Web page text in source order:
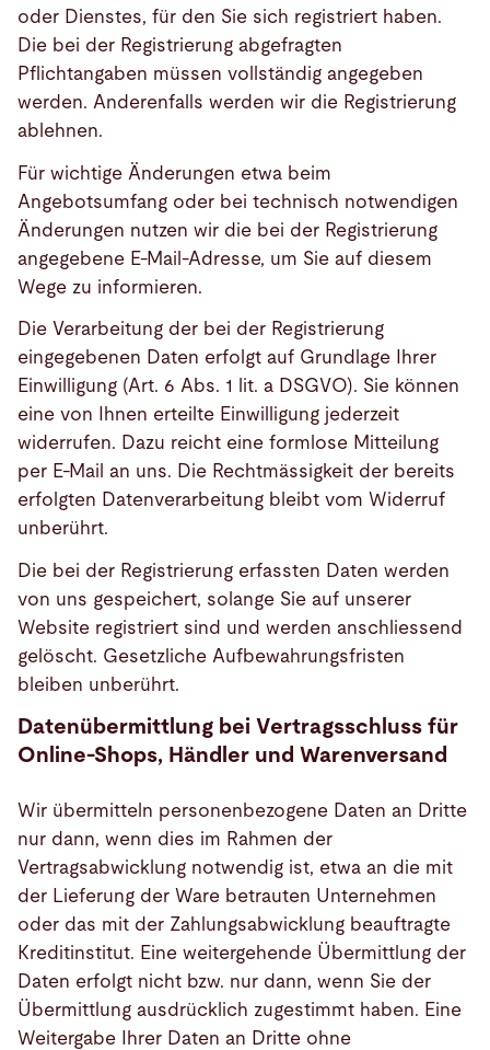
oder Dienstes, für den Sie sich registriert haben.
Die bei der Registrierung abgefragten
Pflichtangaben müssen vollständig angegeben
werden. Anderenfalls werden wir die Registrierung
ablehnen.
Für wichtige Änderungen etwa beim
Angebotsumfang oder bei technisch notwendigen
Änderungen nutzen wir die bei der Registrierung
angegebene E-Mail-Adresse, um Sie auf diesem
Wege zu informieren.
Die Verarbeitung der bei der Registrierung
eingegebenen Daten erfolgt auf Grundlage Ihrer
Einwilligung (Art. 6 Abs. 1 lit. a DSGVO). Sie können
eine von Ihnen erteilte Einwilligung jederzeit
widerrufen. Dazu reicht eine formlose Mitteilung
per E-Mail an uns. Die Rechtmässigkeit der bereits
erfolgten Datenverarbeitung bleibt vom Widerruf
unberührt.
Die bei der Registrierung erfassten Daten werden
von uns gespeichert, solange Sie auf unserer
Website registriert sind und werden anschliessend
gelöscht. Gesetzliche Aufbewahrungsfristen
bleiben unberührt.
Datenübermittlung bei Vertragsschluss für
Online-Shops, Händler und Warenversand
Wir übermitteln personenbezogene Daten an Dritte
nur dann, wenn dies im Rahmen der
Vertragsabwicklung notwendig ist, etwa an die mit
der Lieferung der Ware betrauten Unternehmen
oder das mit der Zahlungsabwicklung beauftragte
Kreditinstitut. Eine weitergehende Übermittlung der
Daten erfolgt nicht bzw. nur dann, wenn Sie der
Übermittlung ausdrücklich zugestimmt haben. Eine
Weitergabe Ihrer Daten an Dritte ohne